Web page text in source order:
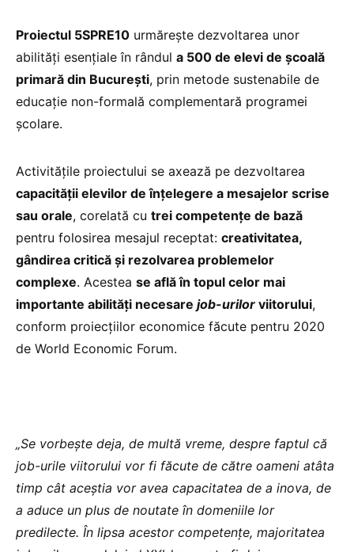
Proiectul 5SPRE10 urmărește dezvoltarea unor
abilități esențiale în rândul a 500 de elevi de școală
primară din București, prin metode sustenabile de
educație non-formală complementară programei
școlare.
Activitățile proiectului se axează pe dezvoltarea
capacității elevilor de înțelegere a mesajelor scrise
sau orale, corelată cu trei competențe de bază
pentru folosirea mesajul receptat: creativitatea,
gândirea critică și rezolvarea problemelor
complexe. Acestea se află în topul celor mai
importante abilități necesare job-urilor viitorului,
conform proiecțiilor economice făcute pentru 2020
de World Economic Forum.
„Se vorbește deja, de multă vreme, despre faptul că
job-urile viitorului vor fi făcute de către oameni atâta
timp cât aceștia vor avea capacitatea de a inova, de
a aduce un plus de noutate în domeniile lor
predilecte. În lipsa acestor competențe, majoritatea